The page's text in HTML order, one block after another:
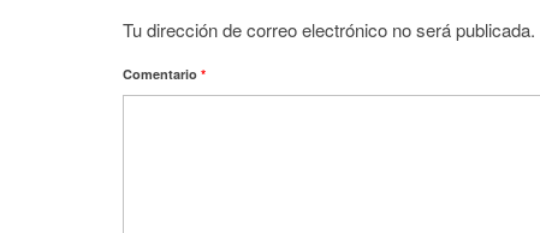
Tu dirección de correo electrónico no será publicada.
Comentario *